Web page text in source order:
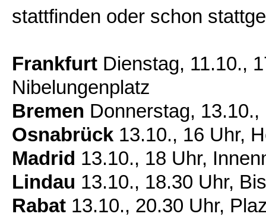
stattfinden oder schon
Frankfurt Dienstag, 11.10.,
Nibelungenplatz
Bremen Donnerstag,
Osnabrück 13.10., 16 Uhr,
Madrid 13.10., 18 Uhr,
Lindau 13.10., 18.30 Uhr,
Rabat 13.10., 20.30 Uhr,